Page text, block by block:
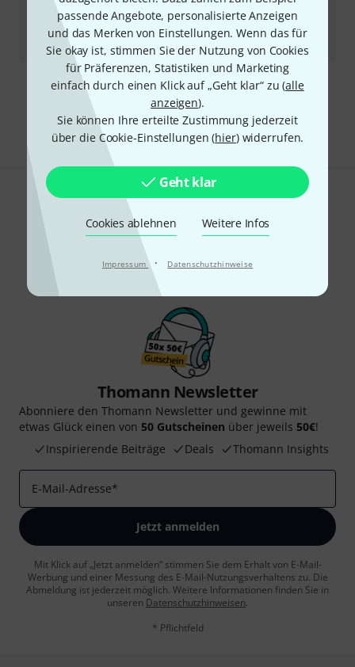
passende Angebote, personalisierte Anzeigen
und das Merken von Einstellungen. Wenn das für
Sie okay ist, stimmen Sie der Nutzung von Cookies
für Präferenzen, Statistiken und Marketing
einfach durch einen Klick auf „Geht klar“ zu (alle
anzeigen).
Sie können Ihre erteilte Zustimmung jederzeit
über die Cookie-Einstellungen (hier) widerrufen.
Geht klar
Cookies ablehnen Weitere Infos
Impressum · Datenschutzhinweise
Sofort lieferbar
5 €
Kostenloser Versand ab 29 €
Alle Preise inkl. MwSt.
Gefällt Ihnen, was Sie sehen?
Teilen Hilfe & Feedback
Thomann Newsletter
Abonniere den Thomann Newsletter und gewinne mit
etwas Glück einen von 50 Gutscheinen über jeweils 50€!
Inspirierende Beiträge
Deals Thomann Insights
E-Mail-Adresse*
Jetzt anmelden
Mit Klick auf „Jetzt anmelden“ stimmen Sie dem Erhalt von E-Mail-
Werbung und einer Messung des E-Mail-Nutzungsverhaltens zu. Die
Abmeldung ist jederzeit möglich. Weitere Informationen finden Sie in
unseren Datenschutzhinweisen.
* Pflichtfeld